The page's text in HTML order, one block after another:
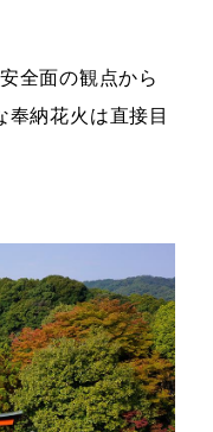
全面の観点から
奉納花火は直接目